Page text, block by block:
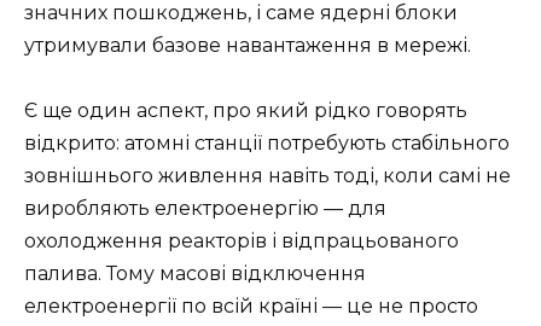
значних пошкоджень, і саме ядерні блоки
утримували базове навантаження в мережі.
Є ще один аспект, про який рідко говорять
відкрито: атомні станції потребують стабільного
зовнішнього живлення навіть тоді, коли самі не
виробляють електроенергію — для
охолодження реакторів і відпрацьованого
палива. Тому масові відключення
електроенергії по всій країні — це не просто